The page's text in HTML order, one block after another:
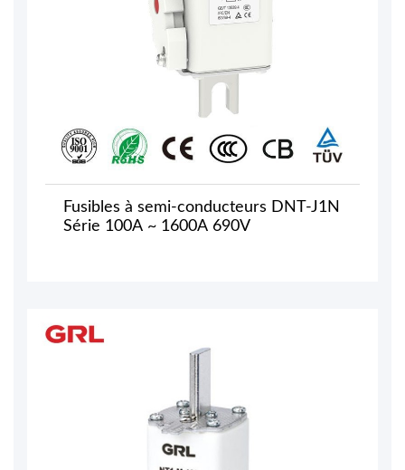
Fusibles à semi-conducteurs DNT-J1N
Série 100A ~ 1600A 690V